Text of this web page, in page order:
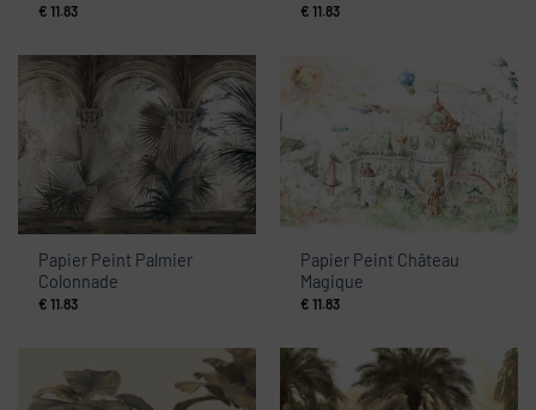
€ 11.83 € 11.83
Papier Peint Palmier
Colonnade
€ 11.83
Papier Peint Château
Magique
€ 11.83